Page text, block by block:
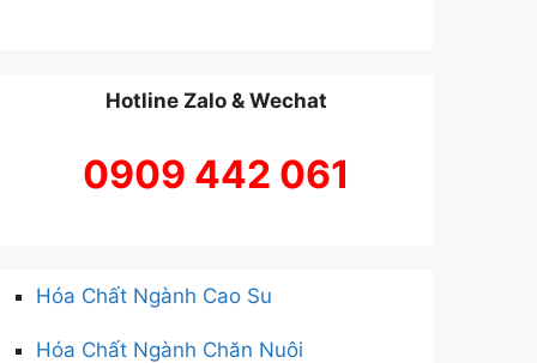
Hotline Zalo & Wechat
0909 442 061
Hóa Chất Ngành Cao Su
Hóa Chất Ngành Chăn Nuôi